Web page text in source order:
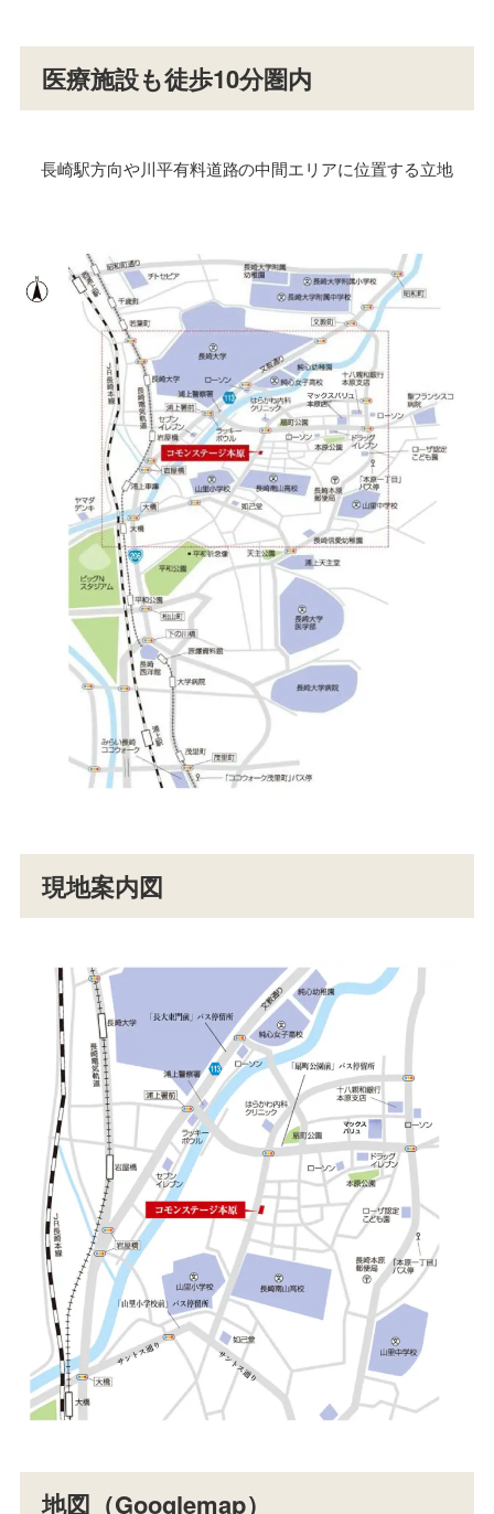
医療施設も徒歩10分圏内
長崎駅方向や川平有料道路の中間エリアに位置する立地
現地案内図
地図（Googlemap）